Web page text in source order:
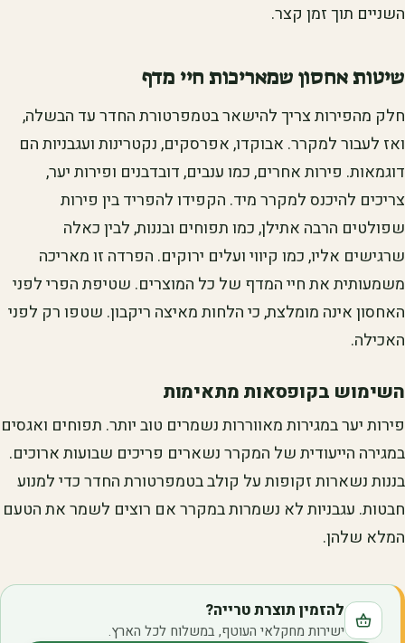
השניים תוך זמן קצר.
שיטות אחסון שמאריכות חיי מדף
חלק מהפירות צריך להישאר בטמפרטורת החדר עד הבשלה,
ואז לעבור למקרר. אבוקדו, אפרסקים, נקטרינות ועגבניות הם
דוגמאות. פירות אחרים, כמו ענבים, דובדבנים ופירות יער,
צריכים להיכנס למקרר מיד. הקפידו להפריד בין פירות
שפולטים הרבה אתילן, כמו תפוחים ובננות, לבין כאלה
שרגישים אליו, כמו קיווי ועלים ירוקים. הפרדה זו מאריכה
משמעותית את חיי המדף של כל המוצרים. שטיפת הפרי לפני
האחסון אינה מומלצת, כי הלחות מאיצה ריקבון. שטפו רק לפני
האכילה.
השימוש בקופסאות מתאימות
פירות יער במגירות מאווררות נשמרים טוב יותר. תפוחים ואגסים
במגירה הייעודית של המקרר נשארים פריכים שבועות ארוכים.
בננות נשארות זקופות על קולב בטמפרטורת החדר כדי למנוע
חבטות. עגבניות לא נשמרות במקרר אם רוצים לשמר את הטעם
המלא שלהן.
להזמין תוצרת טרייה?
ישירות מחקלאי העוטף, במשלוח לכל הארץ.